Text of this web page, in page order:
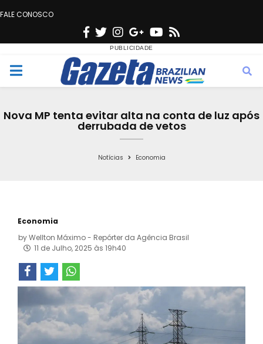
FALE CONOSCO
F
c
e
o
T
w
i
t
e
n
s
t
g
r
a
G
o
o
g
e
Y
u
t
b
s
M
Nova MP tenta evitar alta na conta de luz após
derrubada de vetos
Notícias Economia
Economia
byWellton Máximo - Repórter da Agência Brasil
11 de Julho, 2025 às 19h40